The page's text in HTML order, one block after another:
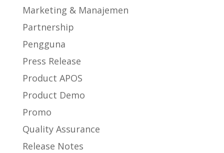
Marketing & Manajemen
Partnership
Pengguna
Press Release
Product APOS
Product Demo
Promo
Quality Assurance
Release Notes